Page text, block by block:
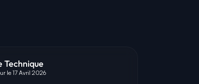
Technique
le 17 Avril 2026